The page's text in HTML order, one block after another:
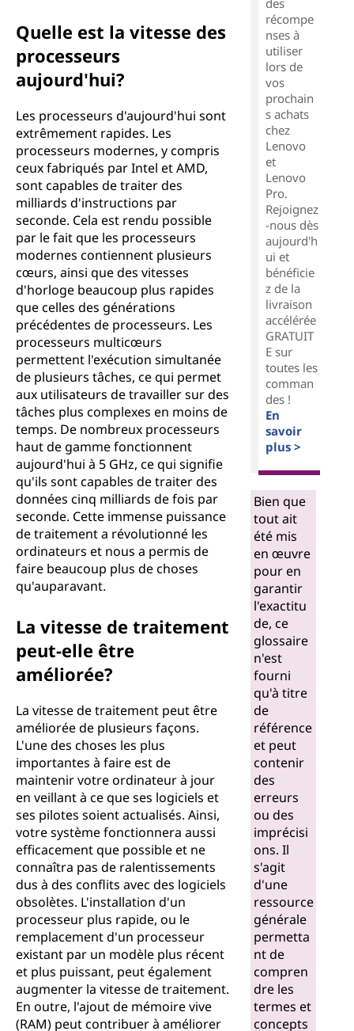
Quelle est la vitesse des
processeurs
aujourd'hui?
Les processeurs d'aujourd'hui sont
extrêmement rapides. Les
processeurs modernes, y compris
ceux fabriqués par Intel et AMD,
sont capables de traiter des
milliards d'instructions par
seconde. Cela est rendu possible
par le fait que les processeurs
modernes contiennent plusieurs
cœurs, ainsi que des vitesses
d'horloge beaucoup plus rapides
que celles des générations
précédentes de processeurs. Les
processeurs multicœurs
permettent l'exécution simultanée
de plusieurs tâches, ce qui permet
aux utilisateurs de travailler sur des
tâches plus complexes en moins de
temps. De nombreux processeurs
haut de gamme fonctionnent
aujourd'hui à 5 GHz, ce qui signifie
qu'ils sont capables de traiter des
données cinq milliards de fois par
seconde. Cette immense puissance
de traitement a révolutionné les
ordinateurs et nous a permis de
faire beaucoup plus de choses
qu'auparavant.
La vitesse de traitement
peut-elle être
améliorée?
La vitesse de traitement peut être
améliorée de plusieurs façons.
L'une des choses les plus
importantes à faire est de
maintenir votre ordinateur à jour
en veillant à ce que ses logiciels et
ses pilotes soient actualisés. Ainsi,
votre système fonctionnera aussi
efficacement que possible et ne
connaîtra pas de ralentissements
dus à des conflits avec des logiciels
obsolètes. L'installation d'un
processeur plus rapide, ou le
remplacement d'un processeur
existant par un modèle plus récent
et plus puissant, peut également
augmenter la vitesse de traitement.
En outre, l'ajout de mémoire vive
(RAM) peut contribuer à améliorer
des
récompe
nses à
utiliser
lors de
vos
prochain
s achats
chez
Lenovo
et
Lenovo
Pro.
Rejoignez
-nous dès
aujourd'h
ui et
bénéficie
z de la
livraison
accélérée
GRATUIT
E sur
toutes les
comman
des !
En
savoir
plus >
Bien que
tout ait
été mis
en œuvre
pour en
garantir
l'exactitu
de, ce
glossaire
n'est
fourni
qu'à titre
de
référence
et peut
contenir
des
erreurs
ou des
imprécisi
ons. Il
s'agit
d'une
ressource
générale
permetta
nt de
compren
dre les
termes et
concepts